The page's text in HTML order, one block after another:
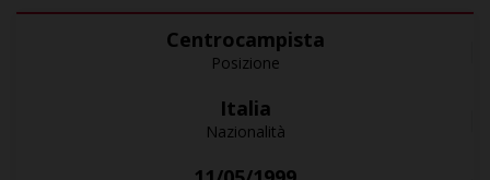
Centrocampista
Posizione
Italia
Nazionalità